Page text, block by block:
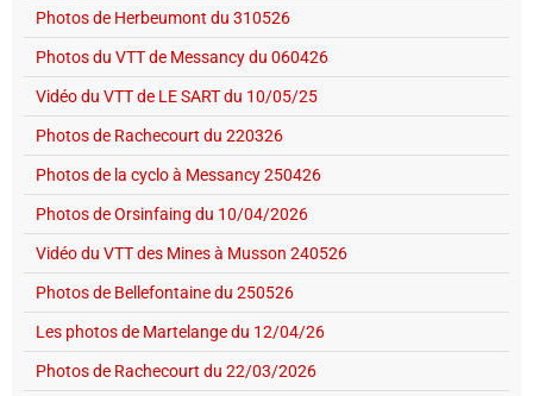
Photos de Herbeumont du 310526
Photos du VTT de Messancy du 060426
Vidéo du VTT de LE SART du 10/05/25
Photos de Rachecourt du 220326
Photos de la cyclo à Messancy 250426
Photos de Orsinfaing du 10/04/2026
Vidéo du VTT des Mines à Musson 240526
Photos de Bellefontaine du 250526
Les photos de Martelange du 12/04/26
Photos de Rachecourt du 22/03/2026